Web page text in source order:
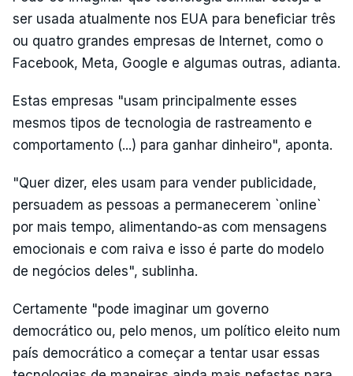
ser usada atualmente nos EUA para beneficiar três
ou quatro grandes empresas de Internet, como o
Facebook, Meta, Google e algumas outras, adianta.
Estas empresas "usam principalmente esses
mesmos tipos de tecnologia de rastreamento e
comportamento (...) para ganhar dinheiro", aponta.
"Quer dizer, eles usam para vender publicidade,
persuadem as pessoas a permanecerem `online`
por mais tempo, alimentando-as com mensagens
emocionais e com raiva e isso é parte do modelo
de negócios deles", sublinha.
Certamente "pode imaginar um governo
democrático ou, pelo menos, um político eleito num
país democrático a começar a tentar usar essas